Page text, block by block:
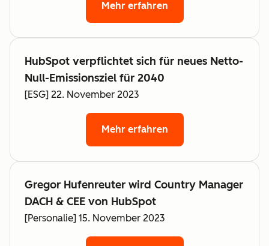
Mehr erfahren
HubSpot verpflichtet sich für neues Netto-
Null-Emissionsziel für 2040
[ESG] 22. November 2023
Mehr erfahren
Gregor Hufenreuter wird Country Manager
DACH & CEE von HubSpot
[Personalie] 15. November 2023